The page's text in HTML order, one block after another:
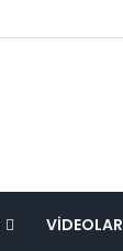
VIDEOLAR